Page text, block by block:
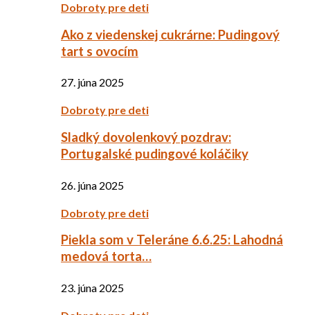
Dobroty pre deti
Ako z viedenskej cukrárne: Pudingový
tart s ovocím
27. júna 2025
Dobroty pre deti
Sladký dovolenkový pozdrav:
Portugalské pudingové koláčiky
26. júna 2025
Dobroty pre deti
Piekla som v Teleráne 6.6.25: Lahodná
medová torta…
23. júna 2025